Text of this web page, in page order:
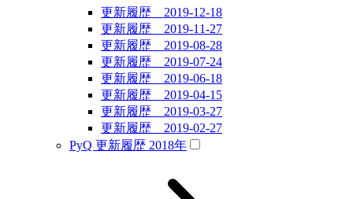
更新履歴 2019-12-18
更新履歴 2019-11-27
更新履歴 2019-08-28
更新履歴 2019-07-24
更新履歴 2019-06-18
更新履歴 2019-04-15
更新履歴 2019-03-27
更新履歴 2019-02-27
PyQ 更新履歴 2018年